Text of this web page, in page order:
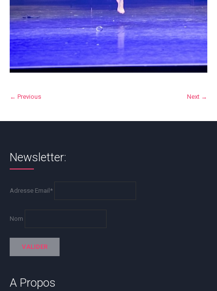
← Previous Next →
Newsletter:
Adresse Email*
Nom
A Propos